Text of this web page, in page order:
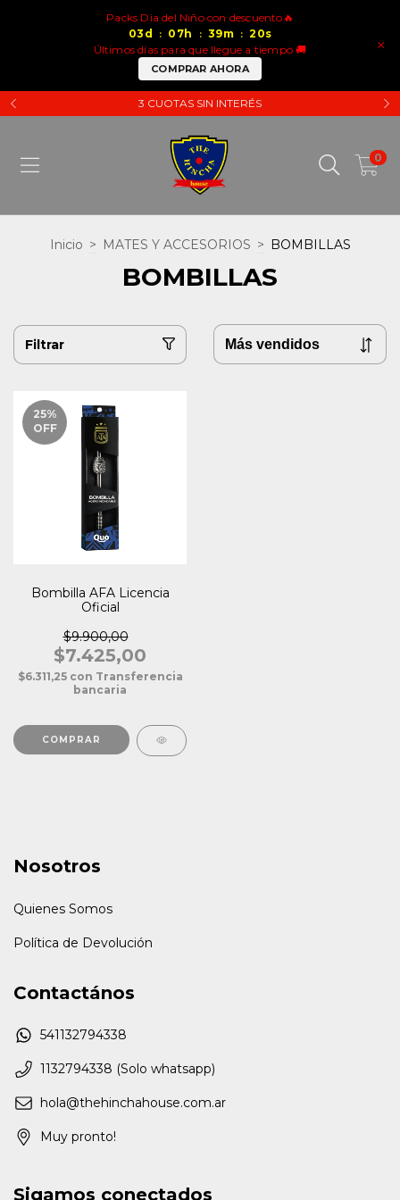
×
Packs Dia del Niño con descuento🔥
03 d : 07h : 39m : 20s
Últimos días para que llegue a tiempo 🚚
COMPRAR AHORA
3 CUOTAS SIN INTERÉS
0
Inicio > MATES Y ACCESORIOS > BOMBILLAS
BOMBILLAS
Filtrar
25%
OFF
Bombilla AFA Licencia
Oficial
$9.900,00
$7.425,00
$6.311,25 con Transferencia
bancaria
Nosotros
Quienes Somos
Política de Devolución
Contactános
541132794338
1132794338 (Solo whatsapp)
hola@thehinchahouse.com.ar
Muy pronto!
Sigamos conectados